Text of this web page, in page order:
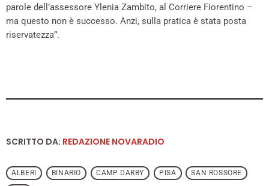
parole dell’assessore Ylenia Zambito, al Corriere Fiorentino –
ma questo non è successo. Anzi, sulla pratica è stata posta
riservatezza”.
SCRITTO DA: REDAZIONE NOVARADIO
ALBERI BINARIO CAMP DARBY PISA SAN ROSSORE